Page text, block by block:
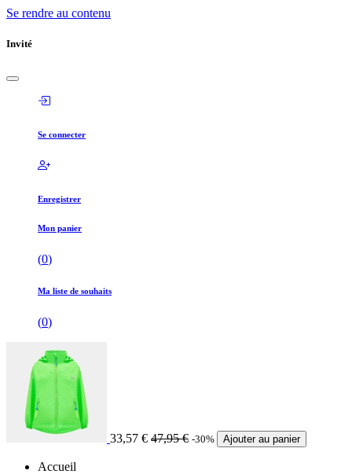
Se rendre au contenu
Invité
Se connecter
Enregistrer
Mon panier
(0)
Ma liste de souhaits
(0)
33,57 € 47,95€ -30% Ajouter au panier
Accueil